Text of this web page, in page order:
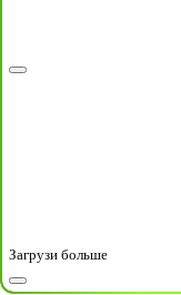
Загрузи больше